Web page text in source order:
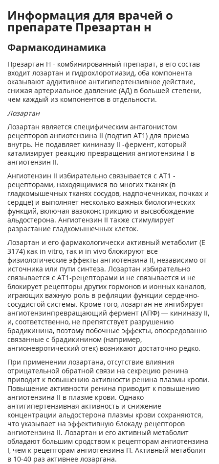
Информация для врачей о
препарате Презартан н
Фармакодинамика
Презартан Н - комбинированный препарат, в его состав
входит лозартан и гидрохлоротиазид, оба компонента
оказывают аддитивное антигипертензивное действие,
снижая артериальное давление (АД) в большей степени,
чем каждый из компонентов в отдельности.
Лозартан
Лозартан является специфическим антагонистом
рецепторов ангиотензина II (подтип AT1) для приема
внутрь. Не подавляет кининазу II -фермент, который
катализирует реакцию превращения ангиотензина I в
ангиотензин II.
Ангиотензин II избирательно связывается с AT1 -
рецепторами, находящимися во многих тканях (в
гладкомышечных тканях сосудов, надпочечниках, почках и
сердце) и выполняет несколько важных биологических
функций, включая вазоконстрикцию и высвобождение
альдостерона. Ангиотензин II также стимулирует
разрастание гладкомышечных клеток.
Лозартан и его фармакологически активный метаболит (Е
3174) как in vitro, так и in vivo блокируют все
физиологические эффекты ангиотензина II, независимо от
источника или пути синтеза. Лозартан избирательно
связывается с AT1-рецепторами и не связывается и не
блокирует рецепторы других гормонов и ионных каналов,
играющих важную роль в рефляции функции сердечно-
сосудистой системы. Кроме того, лозартан не ингибирует
ангиотензинпревращающий фермент (АПФ) — кининазу II,
и, соответственно, не препятствует разрушению
брадикинина, поэтому побочные эффекты, опосредованно
связанные с брадикинином (например,
ангионевротический отек) возникают достаточно редко.
При применении лозартана, отсутствие влияния
отрицательной обратной связи на секрецию ренина
приводит к повышению активности ренина плазмы крови.
Повышение активности ренина приводит к повышению
ангиотензина II в плазме крови. Однако
антигипертензивная активность и снижение
концентрации альдостерона плазмы крови сохраняются,
что указывает на эффективную блокаду рецепторов
ангиотензина II. Лозартан и его активный метаболит
обладают большим сродством к рецепторам ангиотензина
I, чем к рецепторам ангиотензина П. Активный метаболит
в 10-40 раз активнее лозаргана.